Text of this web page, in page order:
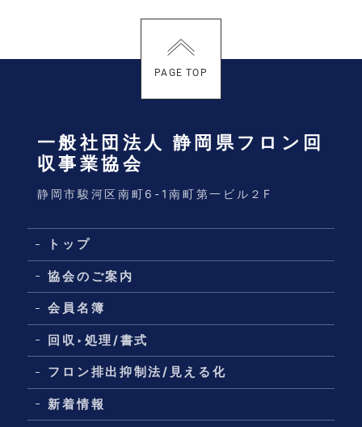
PAGE TOP
一般社団法人 静岡県フロン回
収事業協会
静岡市駿河区南町6-1南町第一ビル２F
トップ
協会のご案内
会員名簿
回収‣処理/書式
フロン排出抑制法/見える化
新着情報